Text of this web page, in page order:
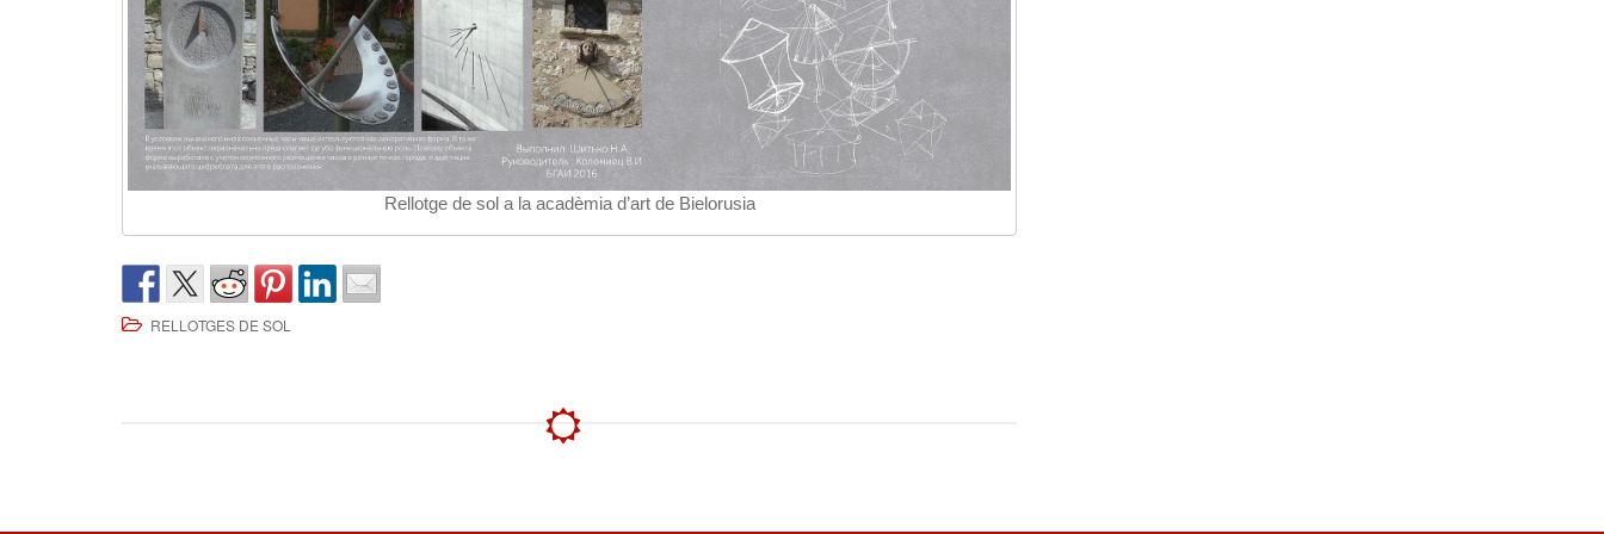
Rellotge de sol a la acadèmia d’art de Bielorusia
RELLOTGES DE SOL